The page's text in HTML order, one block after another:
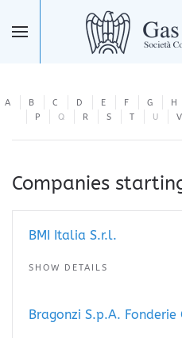
Skip to main content
A B C D E F G H
P
Q R S T U V
Companies
BMI Italia S.r.l.
SHOW DETAILS
Bragonzi S.p.A.